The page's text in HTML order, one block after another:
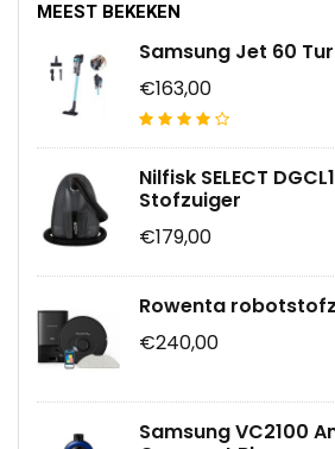
MEEST BEKEKEN
Samsung Jet 60
€163,00
Nilfisk SELECT
Stofzuiger
€179,00
Rowenta
€240,00
Samsung VC2100